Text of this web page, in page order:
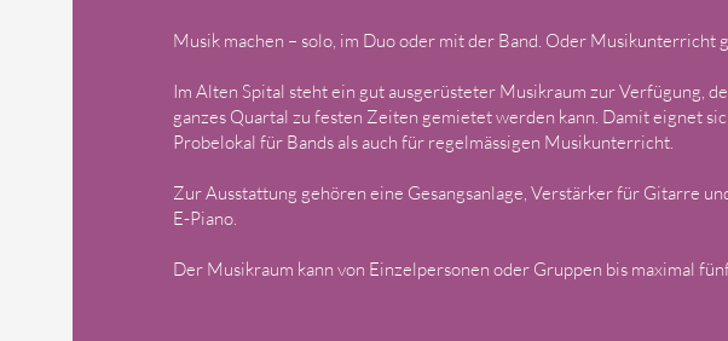
Musik machen – solo, im Duo oder mit der Band. Oder Musikunterricht
Im Alten Spital steht ein gut ausgerüsteter Musikraum zur Verfügung,
ganzes Quartal zu festen Zeiten gemietet werden kann. Damit eignet
Probelokal für Bands als auch für regelmässigen Musikunterricht.
Zur Ausstattung gehören eine Gesangsanlage, Verstärker für Gitarre
E-Piano.
Der Musikraum kann von Einzelpersonen oder Gruppen bis maximal